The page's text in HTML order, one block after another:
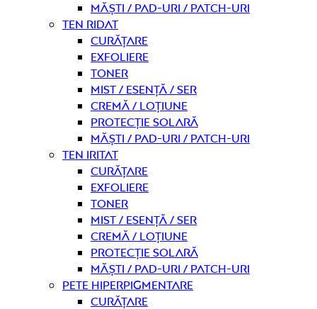
Măști / Pad-uri / Patch-uri
Ten ridat
curățare
Exfoliere
Toner
Mist / Esență / Ser
Cremă / Loțiune
Protecție solară
Măști / Pad-uri / Patch-uri
Ten iritat
curățare
Exfoliere
Toner
Mist / Esență / Ser
Cremă / Loțiune
Protecție solară
Măști / Pad-uri / Patch-uri
Pete hiperpigmentare
curățare